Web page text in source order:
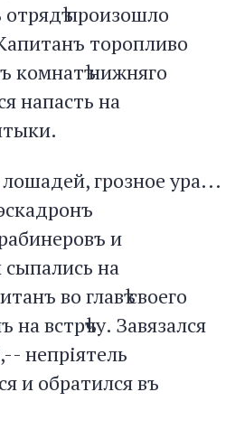
произошло
торопливо
комнатѣ нижняго
напасть на
грозное ура...
и
на
во главѣ своего
встрѣчу. Завязался
непріятель
и обратился въ